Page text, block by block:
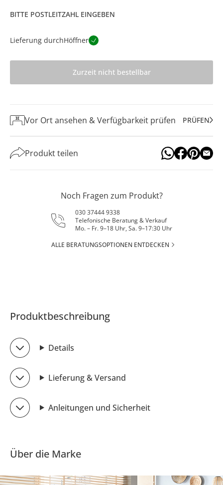
BITTE POSTLEITZAHL EINGEBEN
Lieferung durchHöffner
Zurzeit nicht bestellbar
Vor Ort ansehen & Verfügbarkeit prüfen PRÜFEN
Produkt teilen
Noch Fragen zum Produkt?
030 37444 9338
Telefonische Beratung & Verkauf
Mo. – Fr. 9–18 Uhr, Sa. 9–17:30 Uhr
ALLE BERATUNGSOPTIONEN ENTDECKEN
Produktbeschreibung
Details
Lieferung & Versand
Anleitungen und Sicherheit
Über die Marke